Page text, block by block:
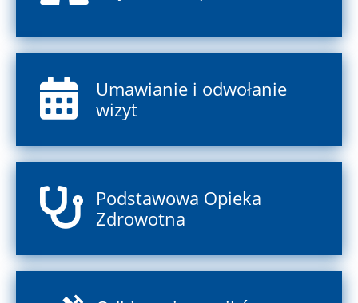
Umawianie i odwołanie
wizyt
Podstawowa Opieka
Zdrowotna